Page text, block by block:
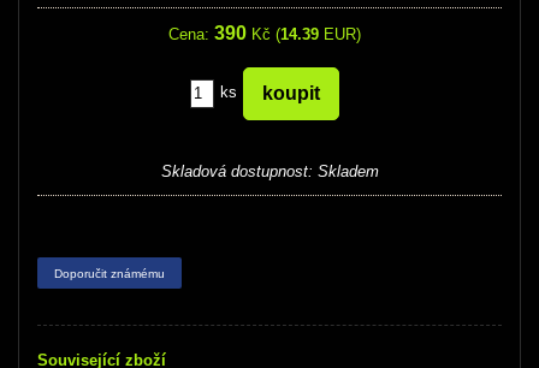
Cena: 390 Kč (14.39 EUR)
ks
Skladová dostupnost: Skladem
Doporučit známému
Související zboží